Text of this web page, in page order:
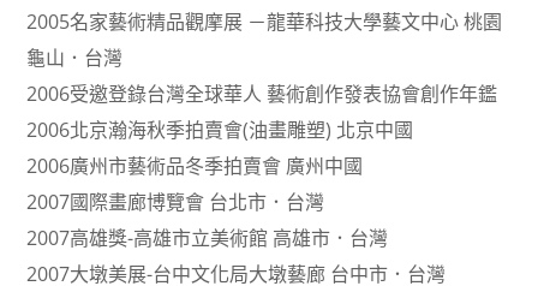
2005名家藝術精品觀摩展 －龍華科技大學藝文中心 桃園
龜山．台灣
2006受邀登錄台灣全球華人 藝術創作發表協會創作年鑑
2006北京瀚海秋季拍賣會(油畫雕塑) 北京中國
2006廣州市藝術品冬季拍賣會 廣州中國
2007國際畫廊博覽會 台北市．台灣
2007高雄獎-高雄市立美術館 高雄市．台灣
2007大墩美展-台中文化局大墩藝廊 台中市．台灣